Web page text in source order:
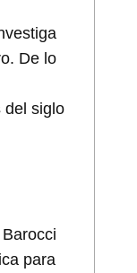
De lo
del siglo
para